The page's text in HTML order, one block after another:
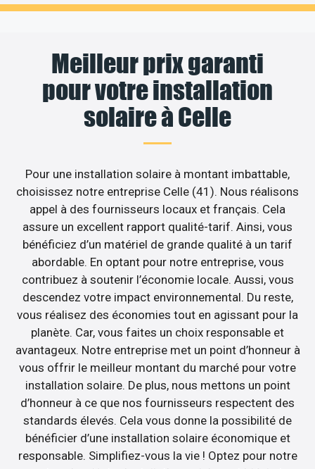
Meilleur prix garanti
pour votre installation
solaire à Celle
Pour une installation solaire à montant imbattable,
choisissez notre entreprise Celle (41). Nous réalisons
appel à des fournisseurs locaux et français. Cela
assure un excellent rapport qualité-tarif. Ainsi, vous
bénéficiez d’un matériel de grande qualité à un tarif
abordable. En optant pour notre entreprise, vous
contribuez à soutenir l’économie locale. Aussi, vous
descendez votre impact environnemental. Du reste,
vous réalisez des économies tout en agissant pour la
planète. Car, vous faites un choix responsable et
avantageux. Notre entreprise met un point d’honneur à
vous offrir le meilleur montant du marché pour votre
installation solaire. De plus, nous mettons un point
d’honneur à ce que nos fournisseurs respectent des
standards élevés. Cela vous donne la possibilité de
bénéficier d’une installation solaire économique et
responsable. Simplifiez-vous la vie ! Optez pour notre